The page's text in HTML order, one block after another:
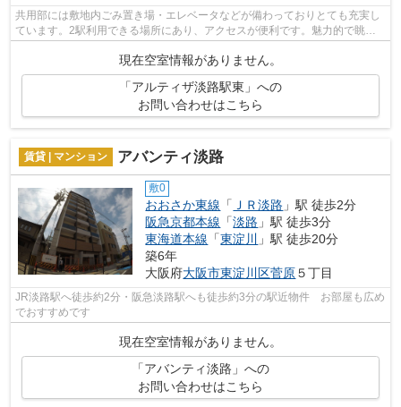
共用部には敷地内ごみ置き場・エレベータなどが備わっておりとても充実し
ています。2駅利用できる場所にあり、アクセスが便利です。魅力的で眺望
現在空室情報がありません。
「アルティザ淡路駅東」への
お問い合わせはこちら
賃貸 | マンション アバンティ淡路
敷0
おおさか東線 「 ＪＲ淡路 」駅 徒歩2分
阪急京都本線 「淡路 」駅 徒歩3分
東海道本線 「東淀川
」駅 徒歩20分
築6年
大阪府大阪市東淀川区菅原５丁目
JR淡路駅へ徒歩約2分・阪急淡路駅へも徒歩約3分の駅近物件 お部屋も広め
でおすすめです
現在空室情報がありません。
「アバンティ淡路」への
お問い合わせはこちら